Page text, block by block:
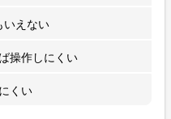
いえない
操作しにくい
くい